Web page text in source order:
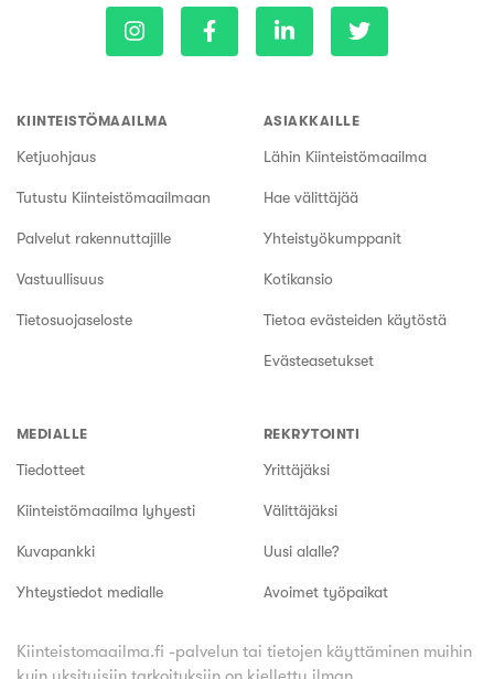
KIINTEISTÖMAAILMA
Ketjuohjaus
Tutustu Kiinteistömaailmaan
Palvelut rakennuttajille
Vastuullisuus
Tietosuojaseloste
ASIAKKAILLE
Lähin Kiinteistömaailma
Hae välittäjää
Yhteistyökumppanit
Kotikansio
Tietoa evästeiden käytöstä
Evästeasetukset
MEDIALLE
Tiedotteet
Kiinteistömaailma lyhyesti
Kuvapankki
Yhteystiedot medialle
REKRYTOINTI
Yrittäjäksi
Välittäjäksi
Uusi alalle?
Avoimet työpaikat
Kiinteistomaailma.fi -palvelun tai tietojen käyttäminen muihin